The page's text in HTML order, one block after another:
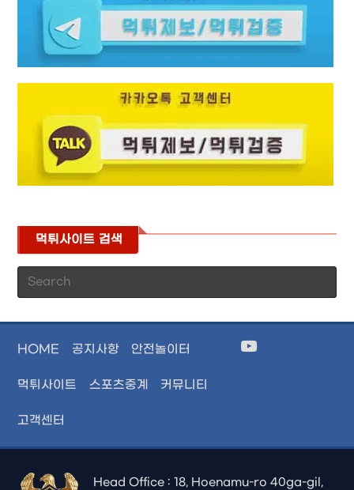
먹튀사이트 검색
HOME 공지사항 안전놀이터
먹튀사이트 스포츠중계 커뮤니티
고객센터
Head Office : 18, Hoenamu-ro 40ga-gil,